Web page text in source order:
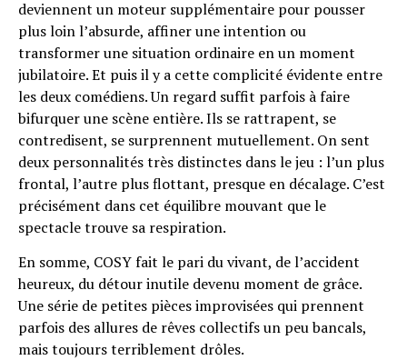
deviennent un moteur supplémentaire pour pousser
plus loin l’absurde, affiner une intention ou
transformer une situation ordinaire en un moment
jubilatoire. Et puis il y a cette complicité évidente entre
les deux comédiens. Un regard suffit parfois à faire
bifurquer une scène entière. Ils se rattrapent, se
contredisent, se surprennent mutuellement. On sent
deux personnalités très distinctes dans le jeu : l’un plus
frontal, l’autre plus flottant, presque en décalage. C’est
précisément dans cet équilibre mouvant que le
spectacle trouve sa respiration.
En somme, COSY fait le pari du vivant, de l’accident
heureux, du détour inutile devenu moment de grâce.
Une série de petites pièces improvisées qui prennent
parfois des allures de rêves collectifs un peu bancals,
mais toujours terriblement drôles.